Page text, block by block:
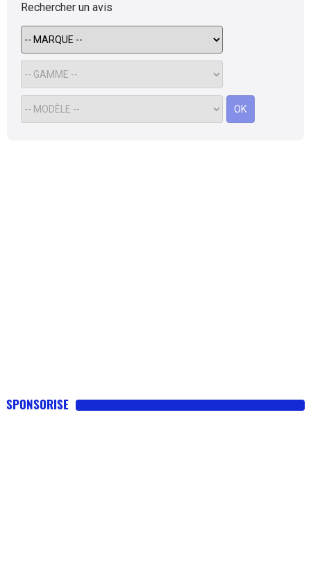
Rechercher un avis
OK
SPONSORISE